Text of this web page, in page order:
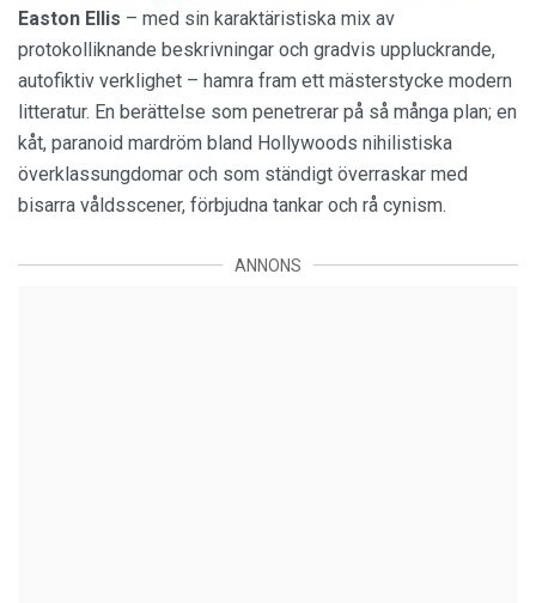
Easton Ellis – med sin karaktäristiska mix av
protokolliknande beskrivningar och gradvis uppluckrande,
autofiktiv verklighet – hamra fram ett mästerstycke modern
litteratur. En berättelse som penetrerar på så många plan; en
kåt, paranoid mardröm bland Hollywoods nihilistiska
överklassungdomar och som ständigt överraskar med
bisarra våldsscener, förbjudna tankar och rå cynism.
ANNONS